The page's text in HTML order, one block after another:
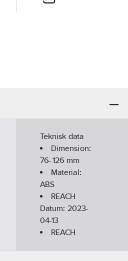
Teknisk data
Dimension:
76- 126 mm
Material:
ABS
REACH
Datum: 2023-
04-13
REACH